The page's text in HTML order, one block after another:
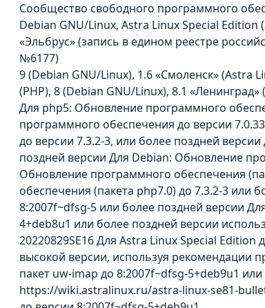
Сообщество свободного программного
Debian GNU/Linux, Astra Linux Special
«Эльбрус» (запись в едином реестре
№6177)
9 (Debian GNU/Linux), 1.6 «Смоленск» (Astra
(PHP), 8 (Debian GNU/Linux), 8.1
Для php5: Обновление программного
программного обеспечения до версии
до версии 7.3.2-3, или более поздней
поздней версии Для Debian: Обновление
Обновление программного обеспечения
обеспечения (пакета php7.0) до 7.3.2-3 или
8:2007f~dfsg-5 или более поздней версии
4+deb8u1 или более поздней версии
20220829SE16 Для Astra Linux Special Edition
высокой версии, используя рекомендации
пакет uw-imap до 8:2007f~dfsg-5+deb9u1
https://wiki.astralinux.ru/astra-linux-se81-